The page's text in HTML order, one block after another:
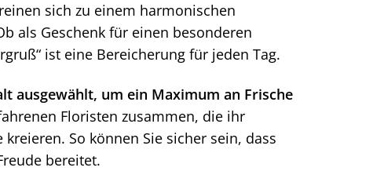
sich zu einem harmonischen
als Geschenk für einen besonderen
ist eine Bereicherung für jeden Tag.
ausgewählt, um ein Maximum an Frische
Floristen zusammen, die ihr
So können Sie sicher sein, dass
bereitet.